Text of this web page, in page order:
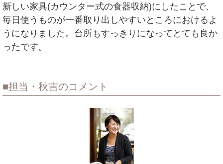
新しい家具(カウンター式の食器収納)にしたことで、
毎日使うものが一番取り出しやすいところにおけるよ
うになりました。台所もすっきりになってとても良か
ったです。
担当・秋吉のコメント